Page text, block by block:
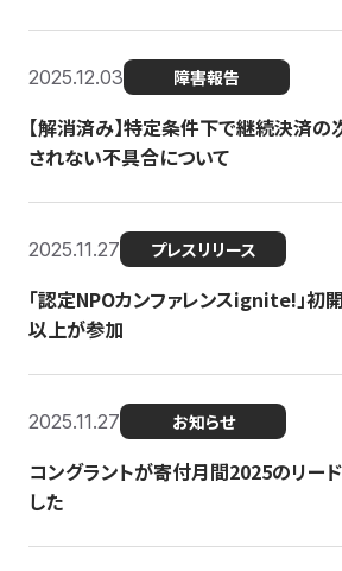
2025.12.03 障害報告
【解消済み】特定条件下で継続決済
されない不具合について
2025.11.27 プレスリリース
「認定NPOカンファレンスignite!」初
以上が参加
2025.11.27 お知らせ
コングラントが寄付月間2025のリー
した